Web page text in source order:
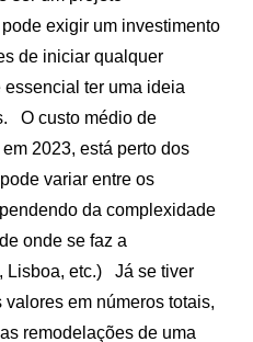
exigir um investimento
de iniciar qualquer
ter uma ideia
O custo médio de
2023, está perto dos
variar entre os
da complexidade
onde se faz a
, Lisboa, etc.)
Já se tiver
em números totais,
remodelações de uma